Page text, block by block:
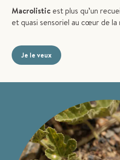
Macrolistic est plus qu’un
et quasi sensoriel au cœur de la
Je le veux